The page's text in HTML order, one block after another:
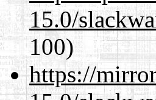
15.0/
100)
https://